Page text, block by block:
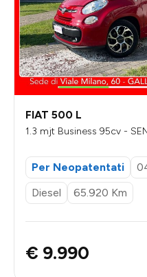
FIAT 500 L
1.3 mjt Business 95cv -
Per Neopatentati
Diesel
65.920 Km
€ 9.990